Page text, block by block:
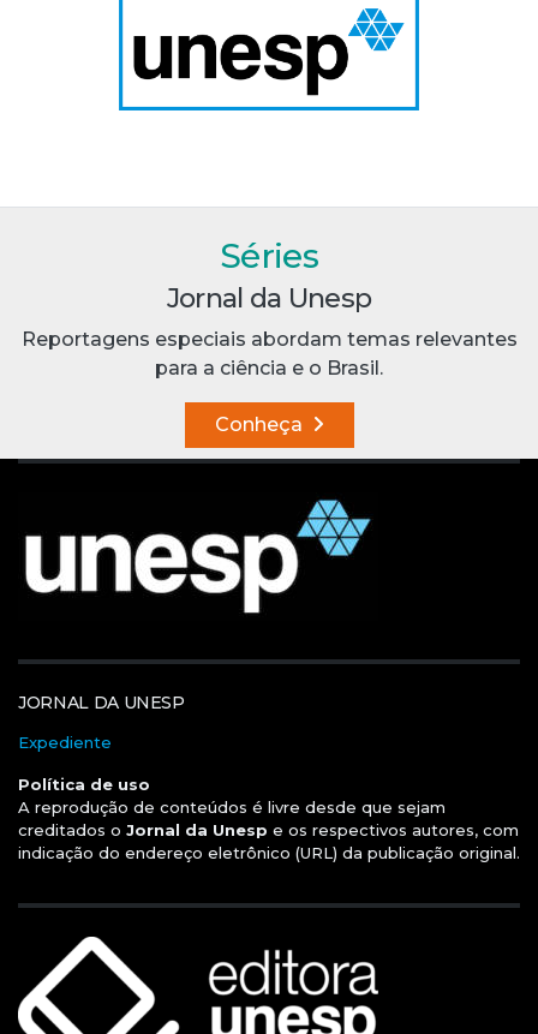
Séries
Jornal da Unesp
Reportagens especiais abordam temas relevantes
para a ciência e o Brasil.
Conheça
JORNAL DA UNESP
Expediente
Política de uso
A reprodução de conteúdos é livre desde que sejam
creditados o Jornal da Unesp e os respectivos autores, com
indicação do endereço eletrônico (URL) da publicação original.